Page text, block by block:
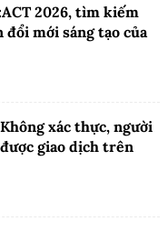
2026, tìm kiếm
đổi mới sáng tạo của
xác thực, người
giao dịch trên